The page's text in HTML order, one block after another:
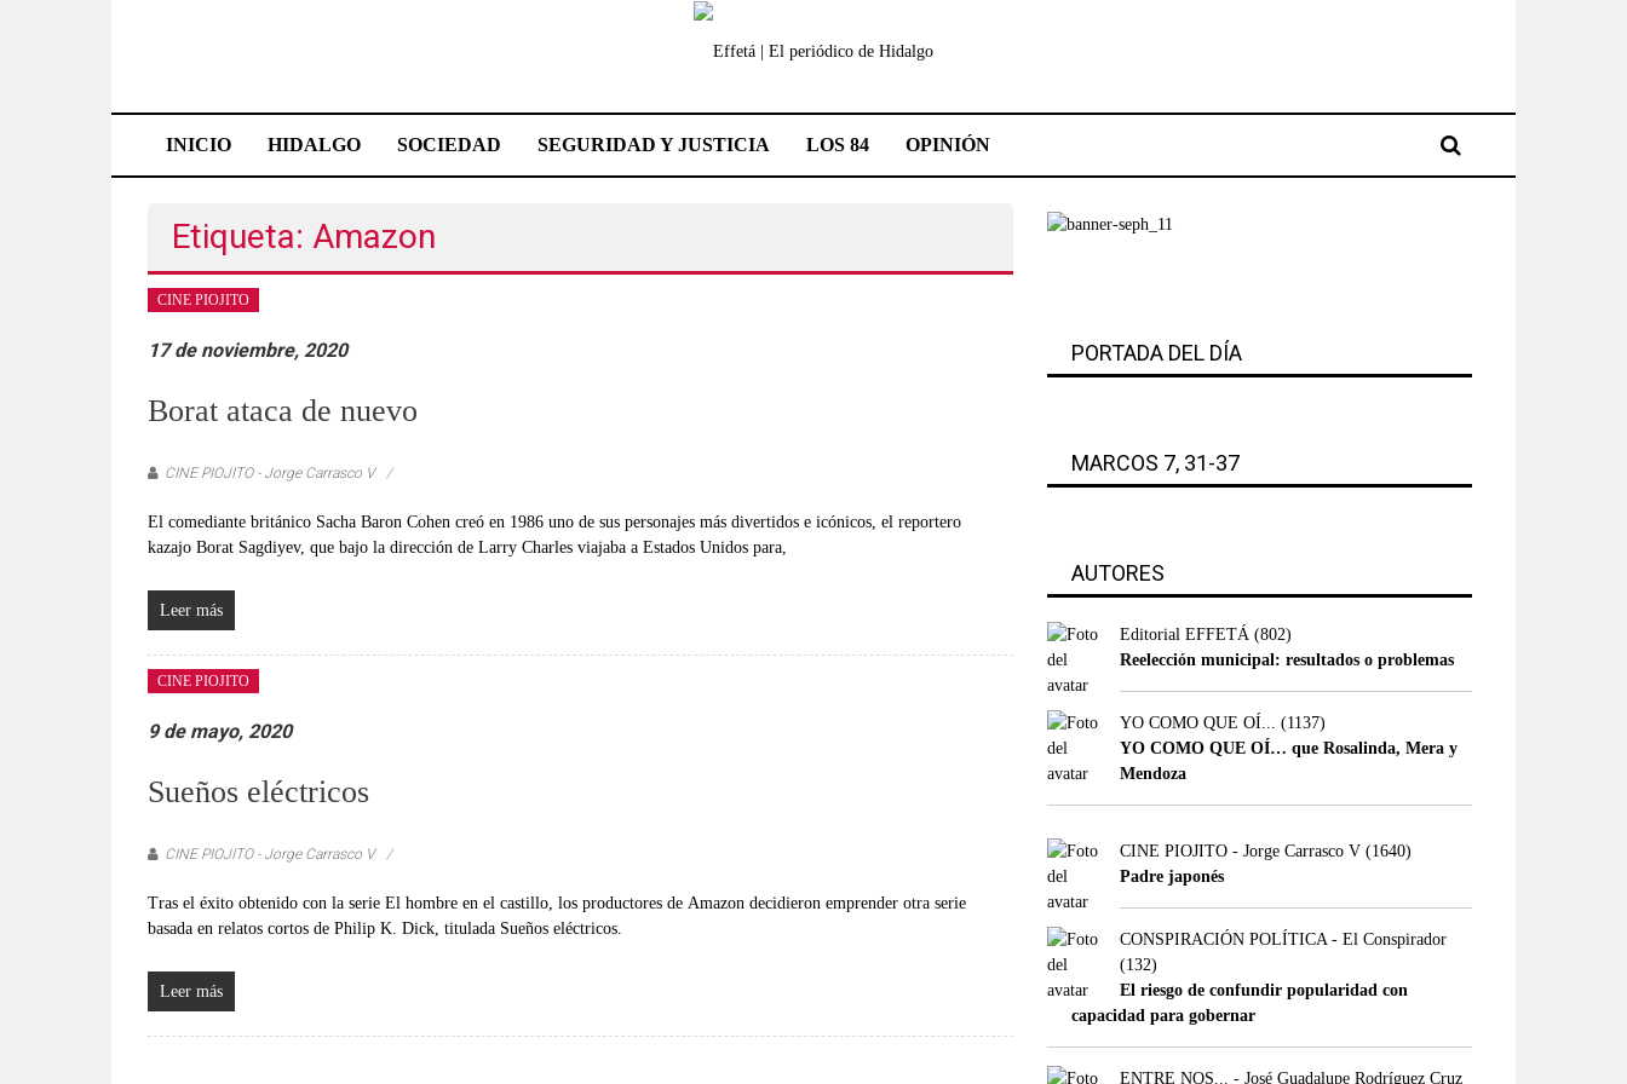
El
periódico
de
Hidalgo
noticias
importantes
estado,
verificadas
instante,
así
como
un
serio
las
mismas.
INICIO HIDALGO SOCIEDAD SEGURIDAD Y JUSTICIA LOS 84 OPINIÓN
Etiqueta: Amazon
CINE PIOJITO
17 de noviembre, 2020
Borat ataca de nuevo
CINE PIOJITO - Jorge Carrasco V
El comediante británico Sacha Baron Cohen creó en 1986 uno de sus personajes más divertidos e icónicos, el reportero
kazajo Borat Sagdiyev, que bajo la dirección de Larry Charles viajaba a Estados Unidos para,
Leer más
CINE PIOJITO
9 de mayo, 2020
Sueños eléctricos
CINE PIOJITO - Jorge Carrasco V
Tras el éxito obtenido con la serie El hombre en el castillo, los productores de Amazon decidieron emprender otra serie
basada en relatos cortos de Philip K. Dick, titulada Sueños eléctricos.
Leer más
PORTADA DEL DÍA
MARCOS 7, 31-37
AUTORES
Editorial EFFETÁ (802)
Reelección municipal: resultados o problemas
YO COMO QUE OÍ... (1137)
YO COMO QUE OÍ… que Rosalinda, Mera y
Mendoza
CINE PIOJITO - Jorge Carrasco V (1640)
Padre japonés
CONSPIRACIÓN POLÍTICA - El Conspirador
(132)
El riesgo de confundir popularidad con
capacidad para gobernar
ENTRE NOS... - José Guadalupe Rodríguez Cruz